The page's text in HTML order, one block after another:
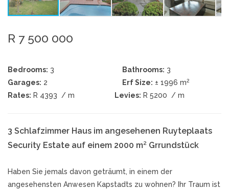
R 7 500 000
Bedrooms: 3 Bathrooms: 3
Garages: 2 Erf Size: ± 1996 m2
Rates: R 4393 / m Levies: R 5200 / m
3 Schlafzimmer Haus im angesehenen Ruyteplaats
Security Estate auf einem 2000 m² Grrundstück
Haben Sie jemals davon geträumt, in einem der
angesehensten Anwesen Kapstadts zu wohnen? Ihr Traum ist